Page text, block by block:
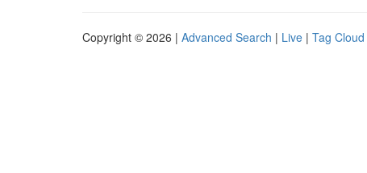
Copyright © 2026 | Advanced Search | Live | Tag Cloud